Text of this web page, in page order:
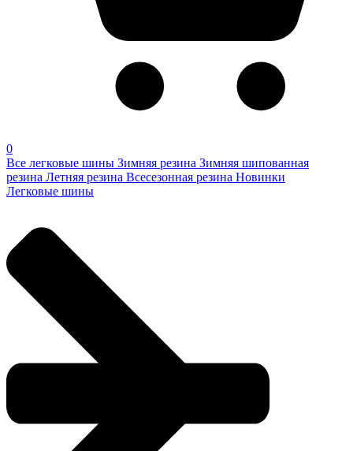
0
Все легковые шины Зимняя резина Зимняя шипованная
резина Летняя резина Всесезонная резина Новинки
Легковые шины